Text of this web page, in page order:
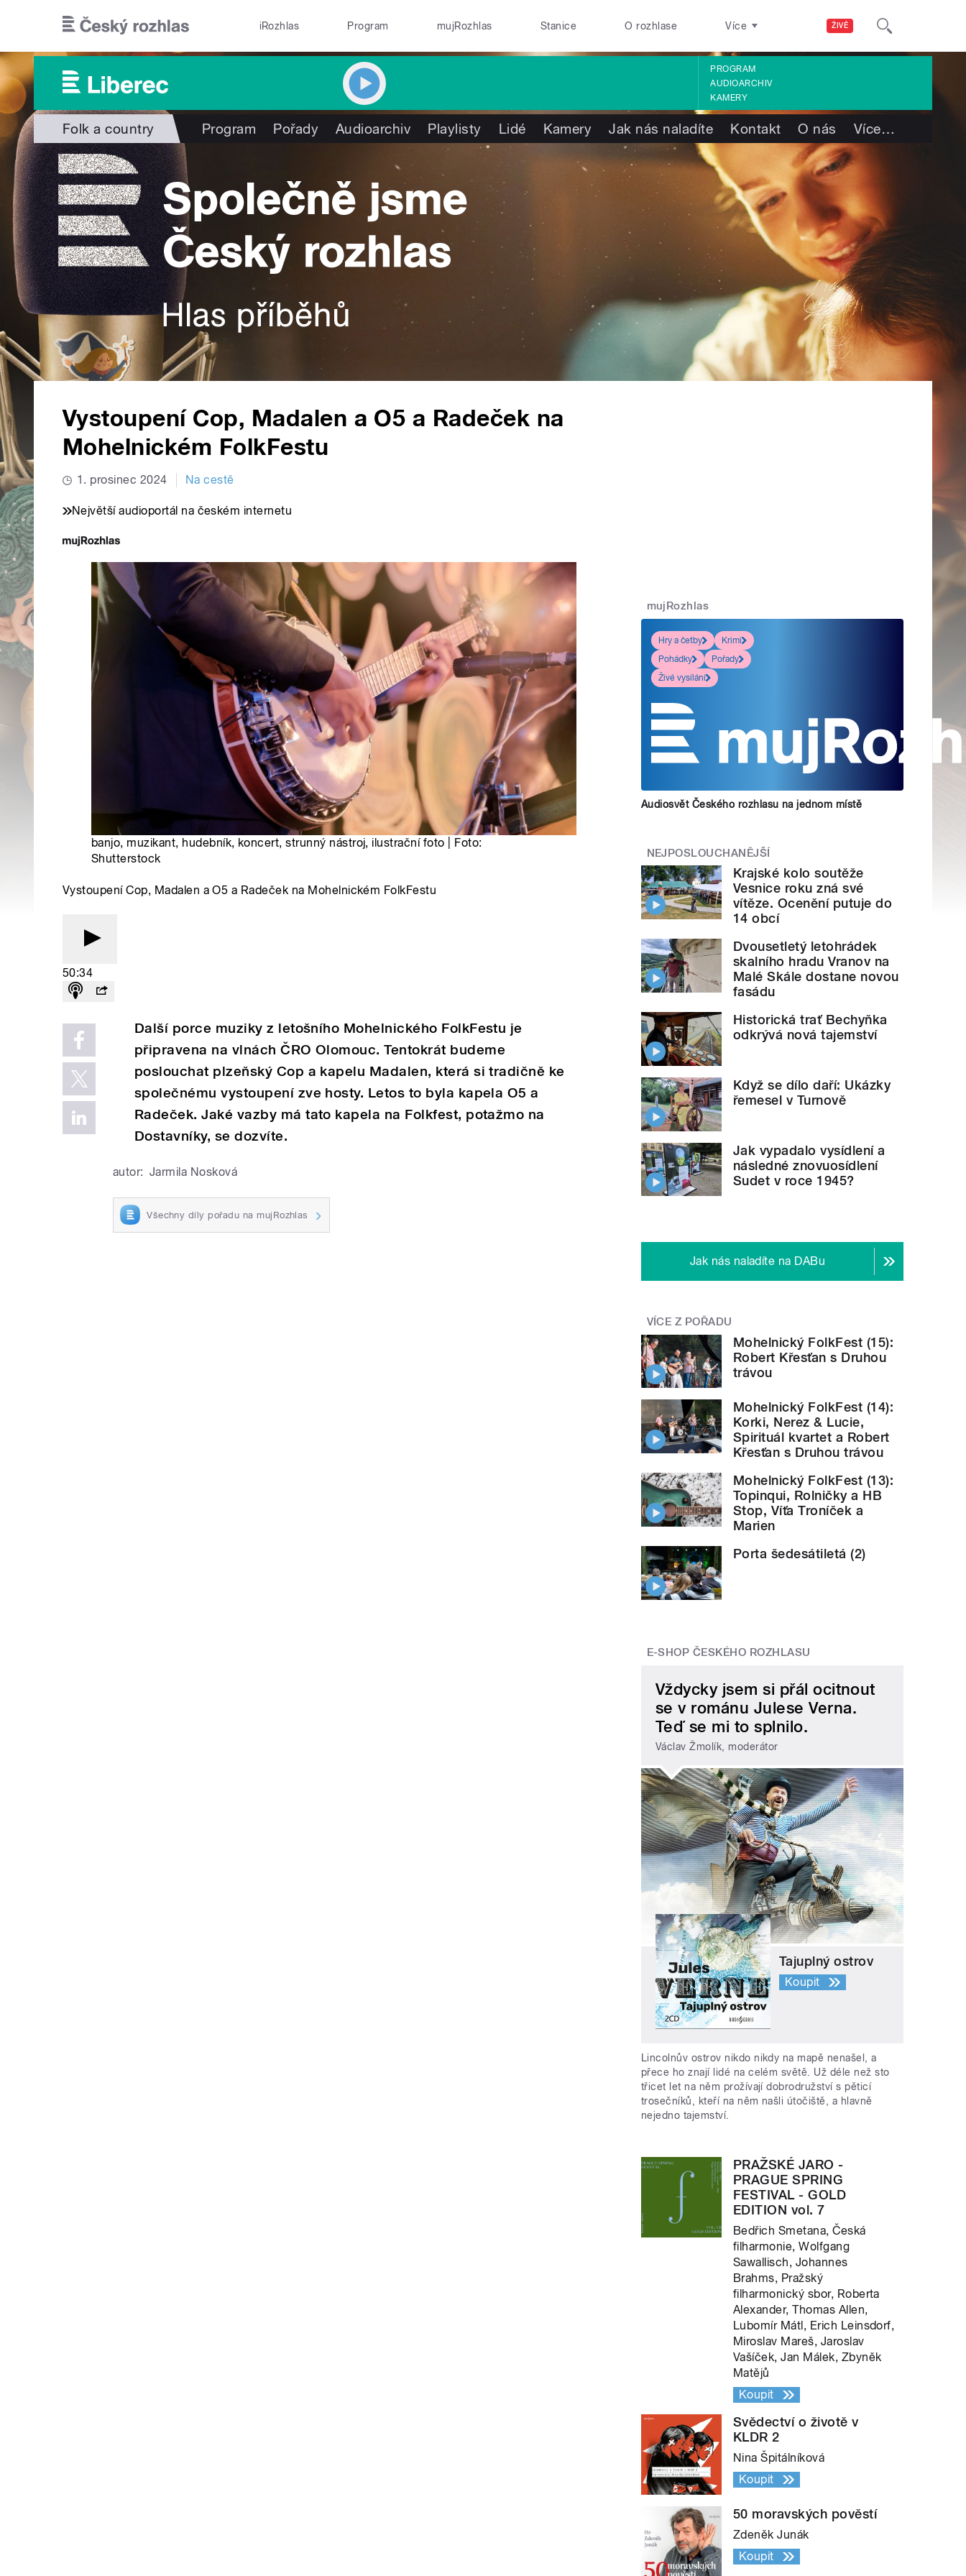
ŽIVĚ
iRozhlas Program mujRozhlas Stanice O rozhlase Více
PROGRAM
AUDIOARCHIV
KAMERY
Folk a country Program Pořady Audioarchiv Playlisty Lidé Kamery Jak nás naladíte Kontakt O nás Více…
Vystoupení Cop, Madalen a O5 a Radeček na
Mohelnickém FolkFestu
1. prosinec 2024 Na cestě
Největší audioportál na českém internetu
banjo, muzikant, hudebník, koncert, strunný nástroj, ilustrační foto | Foto:
Shutterstock
Vystoupení Cop, Madalen a O5 a Radeček na Mohelnickém FolkFestu
50:34
Další porce muziky z letošního Mohelnického FolkFestu je
připravena na vlnách ČRO Olomouc. Tentokrát budeme
poslouchat plzeňský Cop a kapelu Madalen, která si tradičně ke
společnému vystoupení zve hosty. Letos to byla kapela O5 a
Radeček. Jaké vazby má tato kapela na Folkfest, potažmo na
Dostavníky, se dozvíte.
autor: Jarmila Nosková
Všechny díly pořadu na mujRozhlas
mujRozhlas
Hry a četby
Krimi
Pohádky
Pořady
Živé vysílání
Audiosvět Českého rozhlasu na jednom místě
NEJPOSLOUCHANĚJŠÍ
Krajské kolo soutěže
Vesnice roku zná své
vítěze. Ocenění putuje do
14 obcí
Dvousetletý letohrádek
skalního hradu Vranov na
Malé Skále dostane novou
fasádu
Historická trať Bechyňka
odkrývá nová tajemství
Když se dílo daří: Ukázky
řemesel v Turnově
Jak vypadalo vysídlení a
následné znovuosídlení
Sudet v roce 1945?
Jak nás naladíte na DABu
VÍCE Z POŘADU
Mohelnický FolkFest (15):
Robert Křesťan s Druhou
trávou
Mohelnický FolkFest (14):
Korki, Nerez & Lucie,
Spirituál kvartet a Robert
Křesťan s Druhou trávou
Mohelnický FolkFest (13):
Topinqui, Rolničky a HB
Stop, Víťa Troníček a
Marien
Porta šedesátiletá (2)
E-SHOP ČESKÉHO ROZHLASU
Vždycky jsem si přál ocitnout
se v románu Julese Verna.
Teď se mi to splnilo.
Václav Žmolík, moderátor
Tajuplný ostrov
Koupit
Lincolnův ostrov nikdo nikdy na mapě nenašel, a
přece ho znají lidé na celém světě. Už déle než sto
třicet let na něm prožívají dobrodružství s pěticí
trosečníků, kteří na něm našli útočiště, a hlavně
nejedno tajemství.
PRAŽSKÉ JARO -
PRAGUE SPRING
FESTIVAL - GOLD
EDITION vol. 7
Bedřich Smetana, Česká
filharmonie, Wolfgang
Sawallisch, Johannes
Brahms, Pražský
filharmonický sbor, Roberta
Alexander, Thomas Allen,
Lubomír Mátl, Erich Leinsdorf,
Miroslav Mareš, Jaroslav
Vašíček, Jan Málek, Zbyněk
Matějů
Koupit
Svědectví o životě v
KLDR 2
Nina Špitálníková
Koupit
50 moravských pověstí
Zdeněk Junák
Koupit